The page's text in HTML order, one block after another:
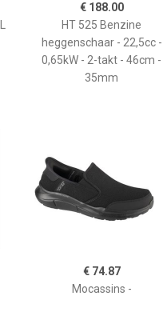
€ 188.00
HT 525 Benzine
heggenschaar - 22,5cc -
0,65kW - 2-takt - 46cm -
35mm
€ 74.87
Mocassins -